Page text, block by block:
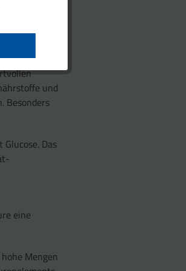
und
einer
und
Besonders
Das
eine
Mengen